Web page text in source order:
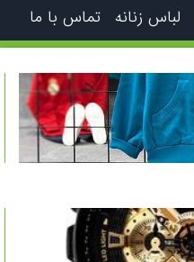
لباس زنانه تماس با ما